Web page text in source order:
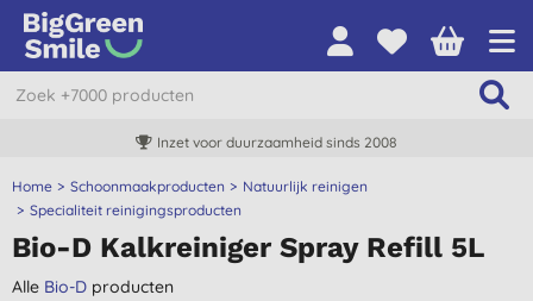
Inzet voor duurzaamheid sinds 2008
Home Schoonmaakproducten
Natuurlijk reinigen
Specialiteit reinigingsproducten
Bio-D Kalkreiniger Spray Refill 5L
Alle Bio-D producten